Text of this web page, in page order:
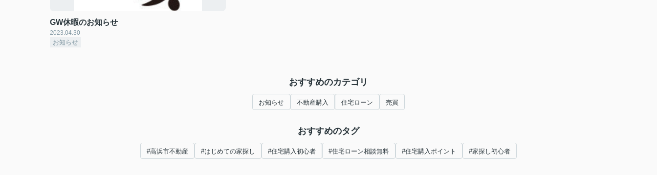
GW休暇のお知らせ
2023.04.30
お知らせ
おすすめのカテゴリ
お知らせ 不動産購入 住宅ローン 売買
おすすめのタグ
#高浜市不動産 #はじめての家探し #住宅購入初心者 #住宅ローン相談無料 #住宅購入ポイント #家探し初心者